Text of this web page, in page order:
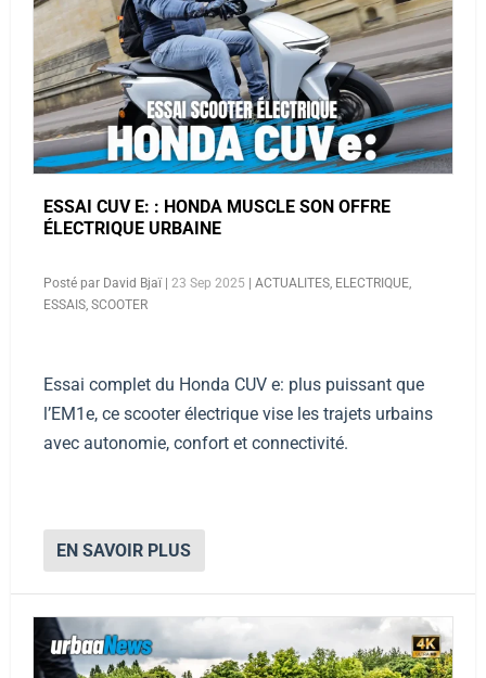
ESSAI CUV E: : HONDA MUSCLE SON OFFRE
ÉLECTRIQUE URBAINE
Posté par David Bjaï| 23 Sep 2025 | ACTUALITES ELECTRIQUE
ESSAIS SCOOTER
Essai complet du Honda CUV e: plus puissant que
l’EM1e, ce scooter électrique vise les trajets urbains
avec autonomie, confort et connectivité.
EN SAVOIR PLUS